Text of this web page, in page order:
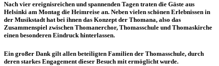
Nach vier ereignisreichen und spannenden Tagen traten die Gäste aus
Helsinki am Montag die Heimreise an. Neben vielen schönen Erlebnissen in
der Musikstadt hat bei ihnen das Konzept der Thomana, also das
Zusammenspiel zwischen Thomanerchor, Thomasschule und Thomaskirche
einen besonderen Eindruck hinterlassen.
Ein großer Dank gilt allen beteiligten Familien der Thomasschule, durch
deren starkes Engagement dieser Besuch mit ermöglicht wurde.